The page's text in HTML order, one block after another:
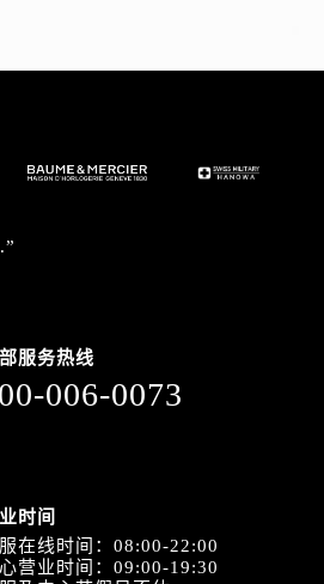
察布市集宁区恩和大街名士售后服
区迎宾街名士售后服务中心（需提前
黄华街名士售后服务中心（需提前预
区顺城街名士售后服务中心（需提前
区怡西路与鄯阳西街交汇处名士售
区和平东街与七一南路交叉口名士
平阳东街与新城大道交叉口名士售
泽区迎泽街道解放路15号亨得利名
道136号天津国际金融中心26层
区人民路名士售后服务中心（需提前
服务热线
006-0073
时间
在线时间：08:00-22:00
营业时间：09:00-19:30